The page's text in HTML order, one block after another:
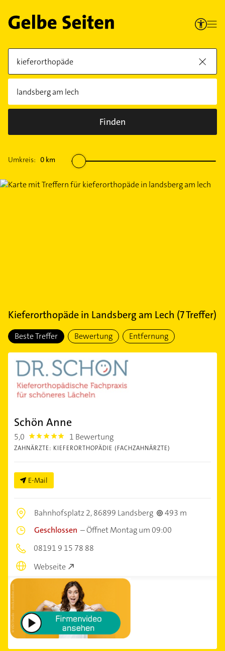
Finden
Umkreis: 0 km
Kieferorthopädein Landsberg am Lech (7Treffer)
Beste Treffer Bewertung Entfernung
Schön Anne
5,0 5.0 1 Bewertung
ZAHNÄRZTE: KIEFERORTHOPÄDIE (FACHZAHNÄRZTE)
E-Mail
Bahnhofsplatz 2,86899 Landsberg
493 m
Geschlossen –Öffnet Montag um 09:00
08191 9 15 78 88
Webseite